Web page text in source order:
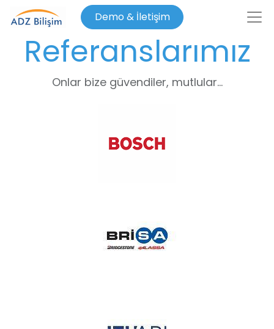
Demo & İletişim
Referanslarımız
Onlar bize güvendiler, mutlular...